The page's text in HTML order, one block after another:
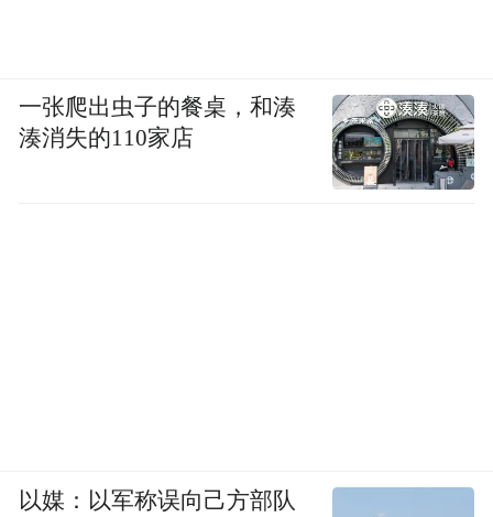
一张爬出虫子的餐桌，和湊
湊消失的110家店
以媒：以军称误向己方部队